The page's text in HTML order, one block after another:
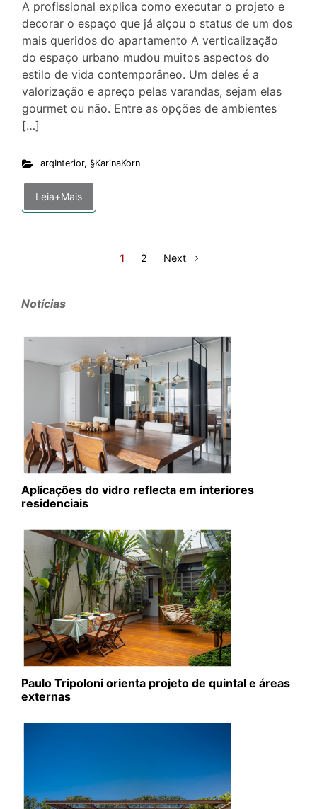
A profissional explica como executar o projeto e
decorar o espaço que já alçou o status de um dos
mais queridos do apartamento A verticalização
do espaço urbano mudou muitos aspectos do
estilo de vida contemporâneo. Um deles é a
valorização e apreço pelas varandas, sejam elas
gourmet ou não. Entre as opções de ambientes
[…]
arqInterior, §KarinaKorn
Leia+Mais
1 2 Next
Notícias
Aplicações do vidro reflecta em interiores
residenciais
Paulo Tripoloni orienta projeto de quintal e áreas
externas